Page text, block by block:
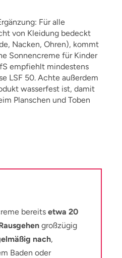
Für alle
von Kleidung bedeckt
Nacken, Ohren), kommt
Sonnencreme für Kinder
empfiehlt mindestens
LSF 50. Achte außerdem
wasserfest ist, damit
Planschen und Toben
bereits etwa 20
großzügig
nach,
Baden oder